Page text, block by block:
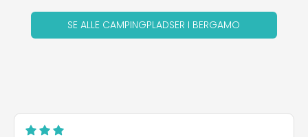
SE ALLE CAMPINGPLADSER I BERGAMO